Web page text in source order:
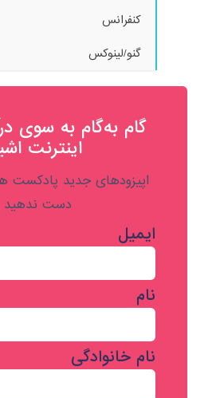
کنفرانس
گنو/لینوکس
گام به‌گام به‌ سوی
اینترنت
اپیزودهای جدید پادکست
دست ندهید
ایمیل
نام
نام خانوادگی